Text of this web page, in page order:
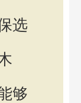
选
够